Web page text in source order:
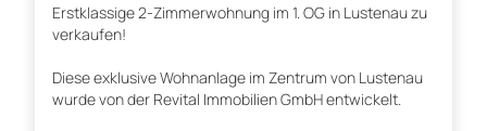
Erstklassige 2-Zimmerwohnung im 1. OG in Lustenau zu
verkaufen!
Diese exklusive Wohnanlage im Zentrum von Lustenau
wurde von der Revital Immobilien GmbH entwickelt.